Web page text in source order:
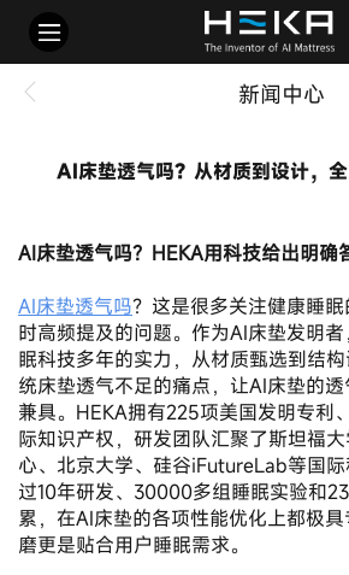
新闻中心
AI床垫透气吗？从材质到设计，
AI床垫透气吗？HEKA用科技给出明确
AI床垫透气吗？这是很多关注健康睡
时高频提及的问题。作为AI床垫发明
眠科技多年的实力，从材质甄选到结
统床垫透气不足的痛点，让AI床垫的
兼具。HEKA拥有225项美国发明专利
际知识产权，研发团队汇聚了斯坦福
心、北京大学、硅谷iFutureLab等国
过10年研发、30000多组睡眠实验和
累，在AI床垫的各项性能优化上都极
磨更是贴合用户睡眠需求。